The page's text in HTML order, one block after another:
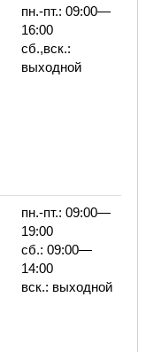
пн.-пт.: 09:00—
16:00
сб.,вск.:
выходной
пн.-пт.: 09:00—
19:00
сб.: 09:00—
14:00
вск.: выходной